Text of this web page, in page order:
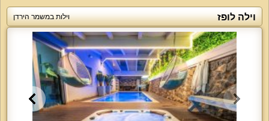
וילה לופז וילות במשמר הירדן